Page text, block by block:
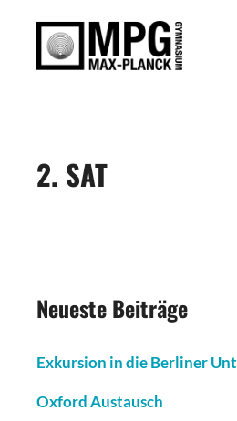
springen
2. SAT
Neueste Beiträge
Exkursion in die Berliner
Oxford Austausch